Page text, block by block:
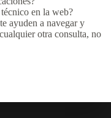
en la web?
ayuden a navegar y
otra consulta, no